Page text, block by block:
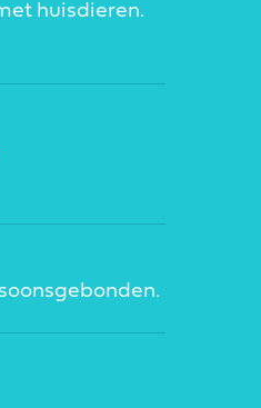
huisdieren.